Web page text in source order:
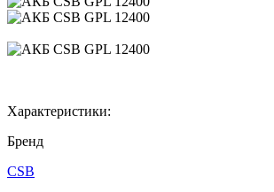
Характеристики:
Бренд
CSB